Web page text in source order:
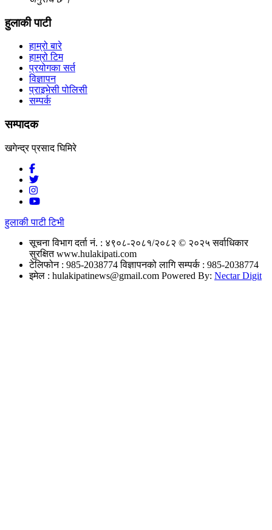
हुलाकी पाटी
हाम्रो बारे
हाम्रो टिम
प्रयोगका सर्त
विज्ञापन
प्राइभेसी पोलिसी
सम्पर्क
सम्पादक
खगेन्द्र प्रसाद घिमिरे
हुलाकी पाटी टिभी
सूचना विभाग दर्ता नं. : ४९०८-२०८१/२०८२ © २०२५ सर्वाधिकार
सुरक्षित www.hulakipati.com
टेलिफोन : 985-2038774विज्ञापनको लागि सम्पर्क : 985-2038774
इमेल : hulakipatinews@gmail.com Powered By: Nectar Digit